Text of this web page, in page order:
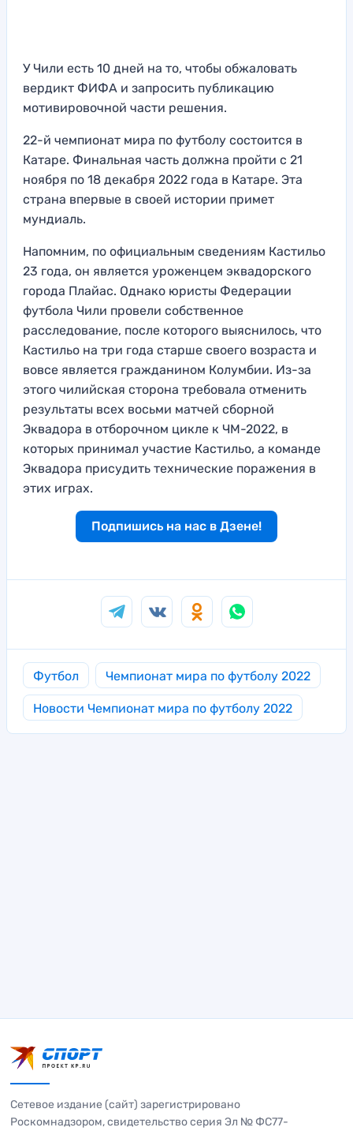
У Чили есть 10 дней на то, чтобы обжаловать
вердикт ФИФА и запросить публикацию
мотивировочной части решения.
22-й чемпионат мира по футболу состоится в
Катаре. Финальная часть должна пройти с 21
ноября по 18 декабря 2022 года в Катаре. Эта
страна впервые в своей истории примет
мундиаль.
Напомним, по официальным сведениям Кастильо
23 года, он является уроженцем эквадорского
города Плайас. Однако юристы Федерации
футбола Чили провели собственное
расследование, после которого выяснилось, что
Кастильо на три года старше своего возраста и
вовсе является гражданином Колумбии. Из-за
этого чилийская сторона требовала отменить
результаты всех восьми матчей сборной
Эквадора в отборочном цикле к ЧМ-2022, в
которых принимал участие Кастильо, а команде
Эквадора присудить технические поражения в
этих играх.
Подпишись на нас в Дзене!
Футбол Чемпионат мира по футболу 2022
Новости Чемпионат мира по футболу 2022
Сетевое издание (сайт) зарегистрировано
Роскомнадзором, свидетельство серия Эл № ФС77-